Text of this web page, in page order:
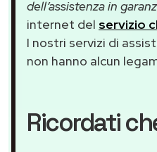
dell’assistenza in
internet del servizio
I nostri servizi di
non hanno alcun
Ricordati